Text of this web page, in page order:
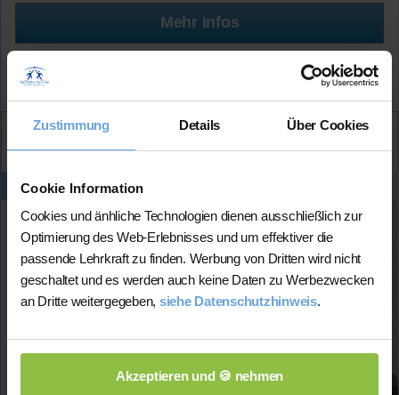
Zustimmung Details Über Cookies
Cookie Information
Cookies und änhliche Technologien dienen ausschließlich zur
Optimierung des Web-Erlebnisses und um effektiver die
passende Lehrkraft zu finden. Werbung von Dritten wird nicht
geschaltet und es werden auch keine Daten zu Werbezwecken
an Dritte weitergegeben, siehe Datenschutzhinweis.
Akzeptieren und 🍪 nehmen
Mehr Infos
★★★★★
Aktiv
Steffen kontaktieren
Timo
Wohnort:
64521 Groß-Gerau
Spricht:
Montag - Mittwoch 14-18 Uhr,
Donnerstag 14-20 Uhr, Sonntag